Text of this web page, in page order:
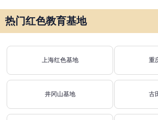
热门红色教育基地
上海红色基地 重
井冈山基地 古